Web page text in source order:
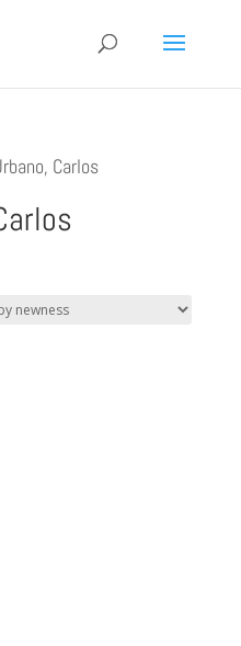
Carlos